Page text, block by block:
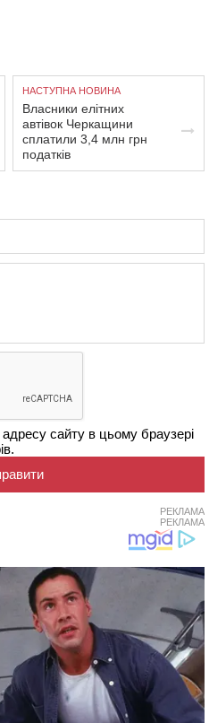
НАСТУПНА НОВИНА
Власники елітних
автівок Черкащини
сплатили 3,4 млн грн
податків
сайту в цьому браузері
РЕКЛАМА
РЕКЛАМА